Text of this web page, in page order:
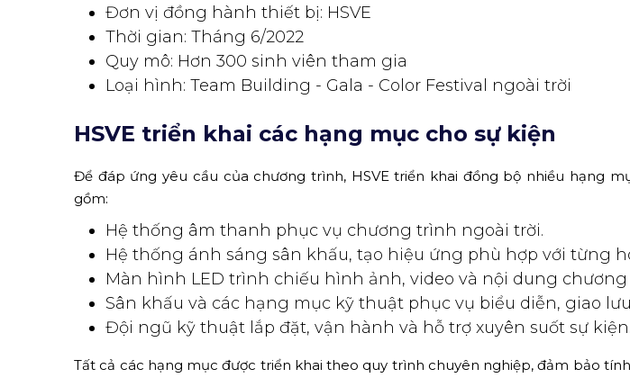
Đơn vị đồng hành thiết bị: HSVE
Thời gian: Tháng 6/2022
Quy mô: Hơn 300 sinh viên tham gia
Loại hình: Team Building - Gala - Color Festival ngoài trời
HSVE triển khai các hạng mục cho sự kiện
Để đáp ứng yêu cầu của chương trình, HSVE triển khai đồng bộ nhiều hạng
gồm:
Hệ thống âm thanh phục vụ chương trình ngoài trời.
Hệ thống ánh sáng sân khấu, tạo hiệu ứng phù hợp với từng
Màn hình LED trình chiếu hình ảnh, video và nội dung
Sân khấu và các hạng mục kỹ thuật phục vụ biểu diễn, giao
Đội ngũ kỹ thuật lắp đặt, vận hành và hỗ trợ xuyên suốt sự kiện.
Tất cả các hạng mục được triển khai theo quy trình chuyên nghiệp, đảm bảo